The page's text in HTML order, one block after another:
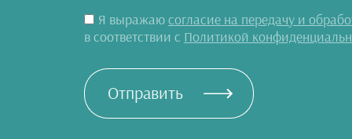
Косплей
Японская школьная
Я выражаюсогласие на передачу и
в соответствии с Политикой
Отправить